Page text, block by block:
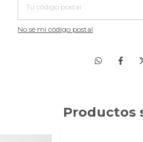
No sé mi código postal
Productos